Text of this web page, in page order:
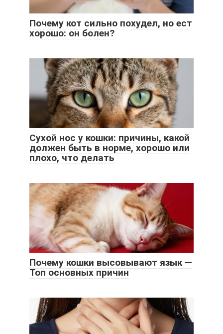
Почему кот сильно похудел, но ест
хорошо: он болен?
Сухой нос у кошки: причины, какой
должен быть в норме, хорошо или
плохо, что делать
Почему кошки высовывают язык —
Топ основных причин